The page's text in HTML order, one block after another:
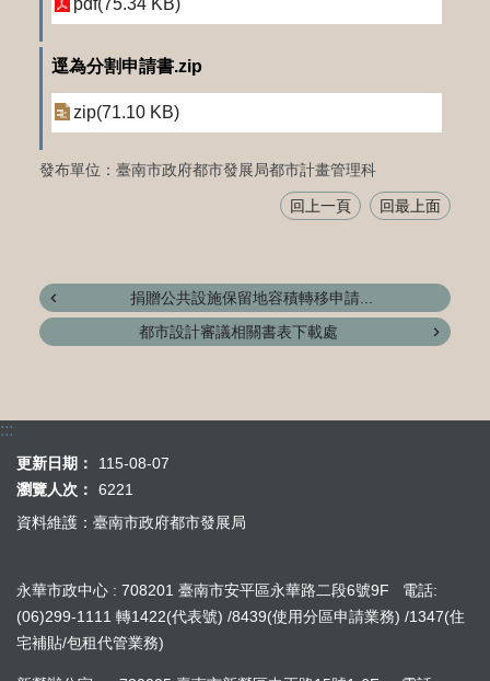
pdf(75.34 KB)
逕為分割申請書.zip
zip(71.10 KB)
發布單位：臺南市政府都市發展局都市計畫管理科
回上一頁 回最上面
捐贈公共設施保留地容積轉移申請...
都市設計審議相關書表下載處
:::
更新日期：
115-08-07
瀏覽人次：
6221
資料維護：臺南市政府都市發展局
永華市政中心 : 708201 臺南市安平區永華路二段6號9F 電話:
(06)299-1111 轉1422(代表號) /8439(使用分區申請業務) /1347(住
宅補貼/包租代管業務)